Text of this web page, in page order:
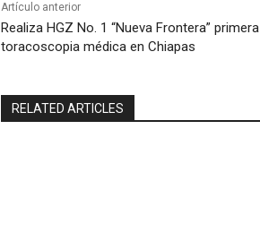
Artículo anterior
Realiza HGZ No. 1 “Nueva Frontera” primera
toracoscopia médica en Chiapas
RELATED ARTICLES